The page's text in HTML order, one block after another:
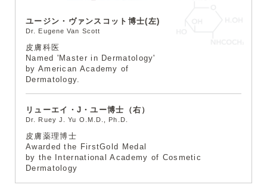
ユージン・ヴァンスコット博士(左)
Dr. Eugene Van Scott
皮膚科医
Named 'Master in Dermatology'
by American Academy of
Dermatology.
リューエイ・J・ユー博士（右）
Dr. Ruey J. Yu O.M.D., Ph.D.
皮膚薬理博士
Awarded the FirstGold Medal
by the International Academy of Cosmetic
Dermatology